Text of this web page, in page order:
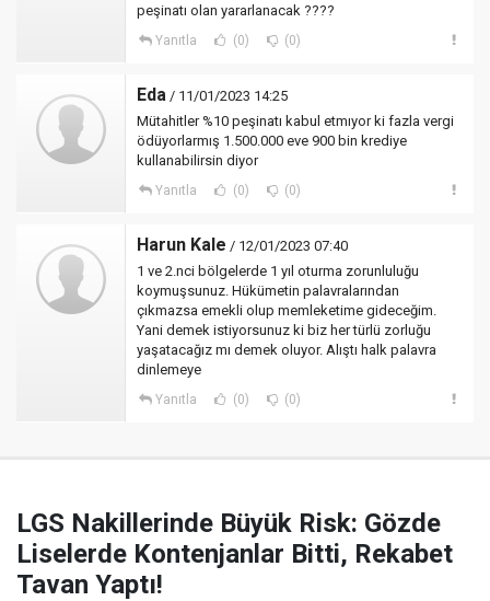
peşinatı olan yararlanacak ????
Yanıtla (0) (0)
Eda / 11/01/2023 14:25
Mütahitler %10 peşinatı kabul etmıyor ki fazla vergi
ödüyorlarmış 1.500.000 eve 900 bin krediye
kullanabilirsin diyor
Yanıtla (0) (0)
Harun Kale / 12/01/2023 07:40
1 ve 2.nci bölgelerde 1 yıl oturma zorunluluğu
koymuşsunuz. Hükümetin palavralarından
çıkmazsa emekli olup memleketime gideceğim.
Yani demek istiyorsunuz ki biz her türlü zorluğu
yaşatacağız mı demek oluyor. Alıştı halk palavra
dinlemeye
Yanıtla (0) (0)
LGS Nakillerinde Büyük Risk: Gözde
Liselerde Kontenjanlar Bitti, Rekabet
Tavan Yaptı!